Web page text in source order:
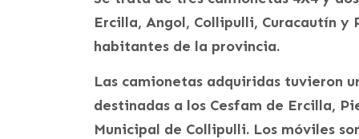
Ercilla, Angol, Collipulli, Curacautín
habitantes de la provincia.
Las camionetas adquiridas tuvieron
destinadas a los Cesfam de Ercilla,
Municipal de Collipulli. Los móviles